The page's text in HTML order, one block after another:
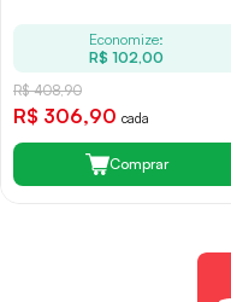
Economize:
R$ 102,00
R$ 408,90
R$ 306,90 cada
Comprar